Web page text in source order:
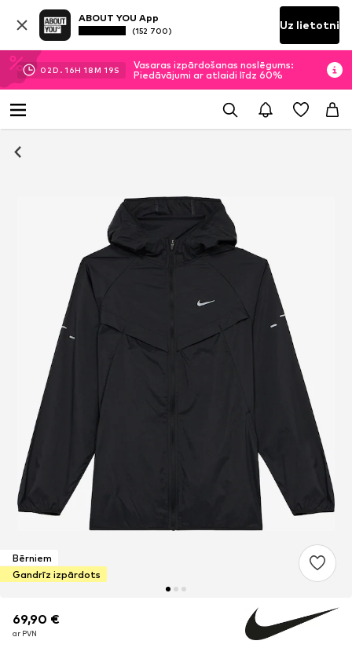
ABOUT YOU App
(152 700) Uz lietotni
02D. 16H 18M 18S
Vasaras izpārdošanas noslēgums:
Piedāvājumi ar atlaidi līdz 60%
Bērniem
Gandrīz izpārdots
69,90 €
ar PVN
69,90 €
ar PVN